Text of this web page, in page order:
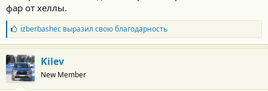
фар от хеллы.
Б
л
а
г
о
д
а
izberbashecвыразил свою благодарность
Kilev
New Member